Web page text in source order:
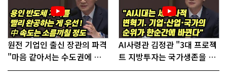
원전 기업인 출신 장관의 파격
"마음 같아서는 수도권에 원
전 짓고싶다"
AI사령관 김정관 "3대 프로젝
트 지방투자는 국가생존을 건
대전략"